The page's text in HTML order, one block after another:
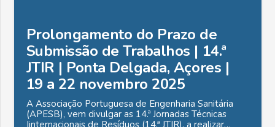
Prolongamento do Prazo de
Submissão de Trabalhos | 14.ª
JTIR | Ponta Delgada, Açores |
19 a 22 novembro 2025
A Associação Portuguesa de Engenharia Sanitária
(APESB), vem divulgar as 14.ª Jornadas Técnicas
|internacionais de Resíduos (14.ª JTIR), a realizar…